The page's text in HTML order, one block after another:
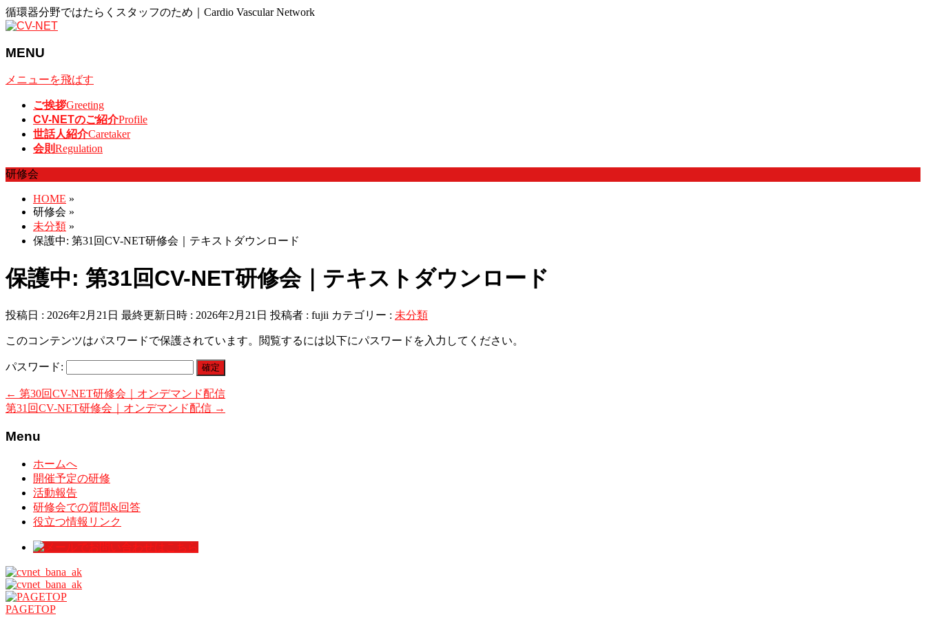
循環器分野ではたらくスタッフのため｜Cardio Vascular Network
MENU
メニューを飛ばす
ご挨拶Greeting
CV-NETのご紹介Profile
世話人紹介Caretaker
会則Regulation
研修会
HOME »
研修会 »
未分類 »
保護中: 第31回CV-NET研修会｜テキストダウンロード
保護中: 第31回CV-NET研修会｜テキストダウンロード
投稿日 : 2026年2月21日 最終更新日時 : 2026年2月21日 投稿者 : fujii カテゴリー : 未分類
このコンテンツはパスワードで保護されています。閲覧するには以下にパスワードを入力してください。
パスワード:
← 第30回CV-NET研修会｜オンデマンド配信
第31回CV-NET研修会｜オンデマンド配信 →
Menu
ホームへ
開催予定の研修
活動報告
研修会での質問&回答
役立つ情報リンク
PAGETOP